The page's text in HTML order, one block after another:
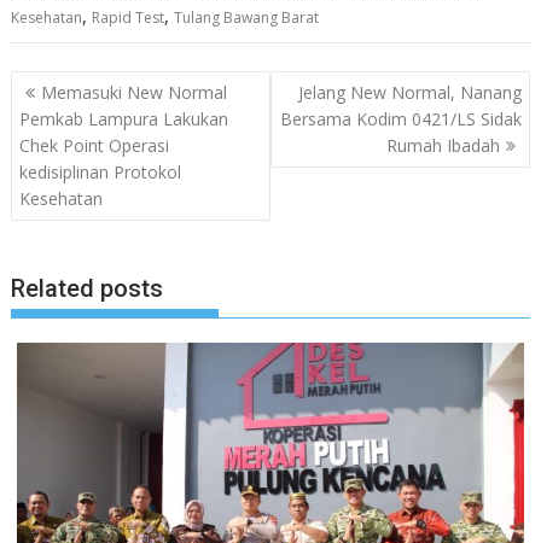
Kesehatan, Rapid Test,Tulang Bawang Barat
Navigasi
pos
Memasuki New Normal
Pemkab Lampura Lakukan
Chek Point Operasi
kedisiplinan Protokol
Kesehatan
Jelang New Normal, Nanang
Bersama Kodim 0421/LS Sidak
Rumah Ibadah
Related posts